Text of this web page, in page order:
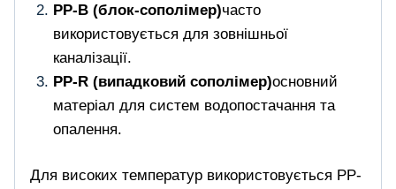
PP-B (блок-сополімер)часто
використовується для зовнішньої
каналізації.
PP-R (випадковий сополімер)основний
матеріал для систем водопостачання та
опалення.
Для високих температур використовується PP-